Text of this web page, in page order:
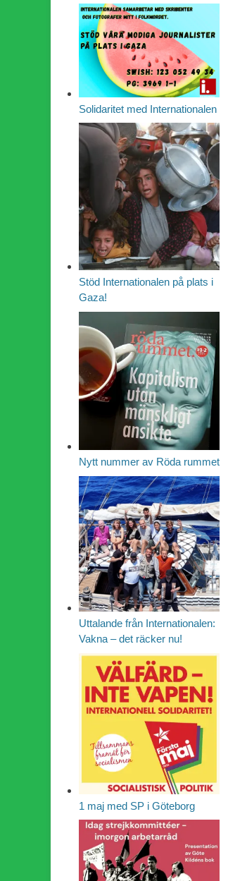
Solidaritet med Internationalen
Stöd Internationalen på plats i
Gaza!
Nytt nummer av Röda rummet
Uttalande från Internationalen:
Vakna – det räcker nu!
1 maj med SP i Göteborg